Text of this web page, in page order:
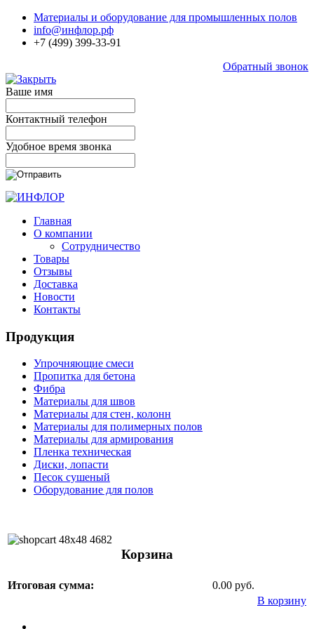
Материалы и оборудование для промышленных полов
info@инфлор.рф
+7 (499) 399-33-91
Обратный звонок
Ваше имя
Контактный телефон
Удобное время звонка
Главная
О компании
Сотрудничество
Товары
Отзывы
Доставка
Новости
Контакты
Продукция
Упрочняющие смеси
Пропитка для бетона
Фибра
Материалы для швов
Материалы для стен, колонн
Материалы для полимерных полов
Материалы для армирования
Пленка техническая
Диски, лопасти
Песок сушеный
Оборудование для полов
Корзина
Итоговая сумма:
0.00 руб.
В корзину